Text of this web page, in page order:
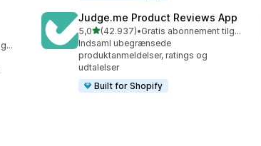
Gratis abonnement tilgængeligt
Judge.me Product Reviews App
5,0ud af 5 stjerner
(42.937)
42937 anmeldelser i alt
•
Gratis abonnement tilgængeligt
Indsaml ubegrænsede
produktanmeldelser, ratings og
udtalelser
Built for Shopify